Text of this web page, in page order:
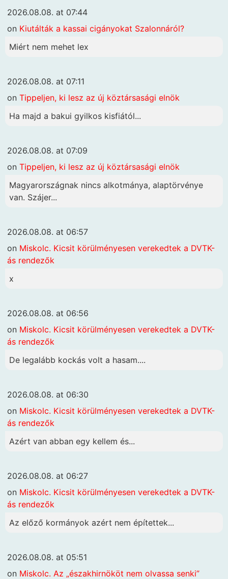
2026.08.08. at 07:44
on Kiutálták a kassai cigányokat Szalonnáról?
Miért nem mehet lex
2026.08.08. at 07:11
on Tippeljen, ki lesz az új köztársasági elnök
Ha majd a bakui gyilkos kisfiától...
2026.08.08. at 07:09
on Tippeljen, ki lesz az új köztársasági elnök
Magyarországnak nincs alkotmánya, alaptörvénye
van. Szájer...
2026.08.08. at 06:57
on Miskolc. Kicsit körülményesen verekedtek a DVTK-
ás rendezők
x
2026.08.08. at 06:56
on Miskolc. Kicsit körülményesen verekedtek a DVTK-
ás rendezők
De legalább kockás volt a hasam....
2026.08.08. at 06:30
on Miskolc. Kicsit körülményesen verekedtek a DVTK-
ás rendezők
Azért van abban egy kellem és...
2026.08.08. at 06:27
on Miskolc. Kicsit körülményesen verekedtek a DVTK-
ás rendezők
Az előző kormányok azért nem építettek...
2026.08.08. at 05:51
on Miskolc. Az „északhirnököt nem olvassa senki”